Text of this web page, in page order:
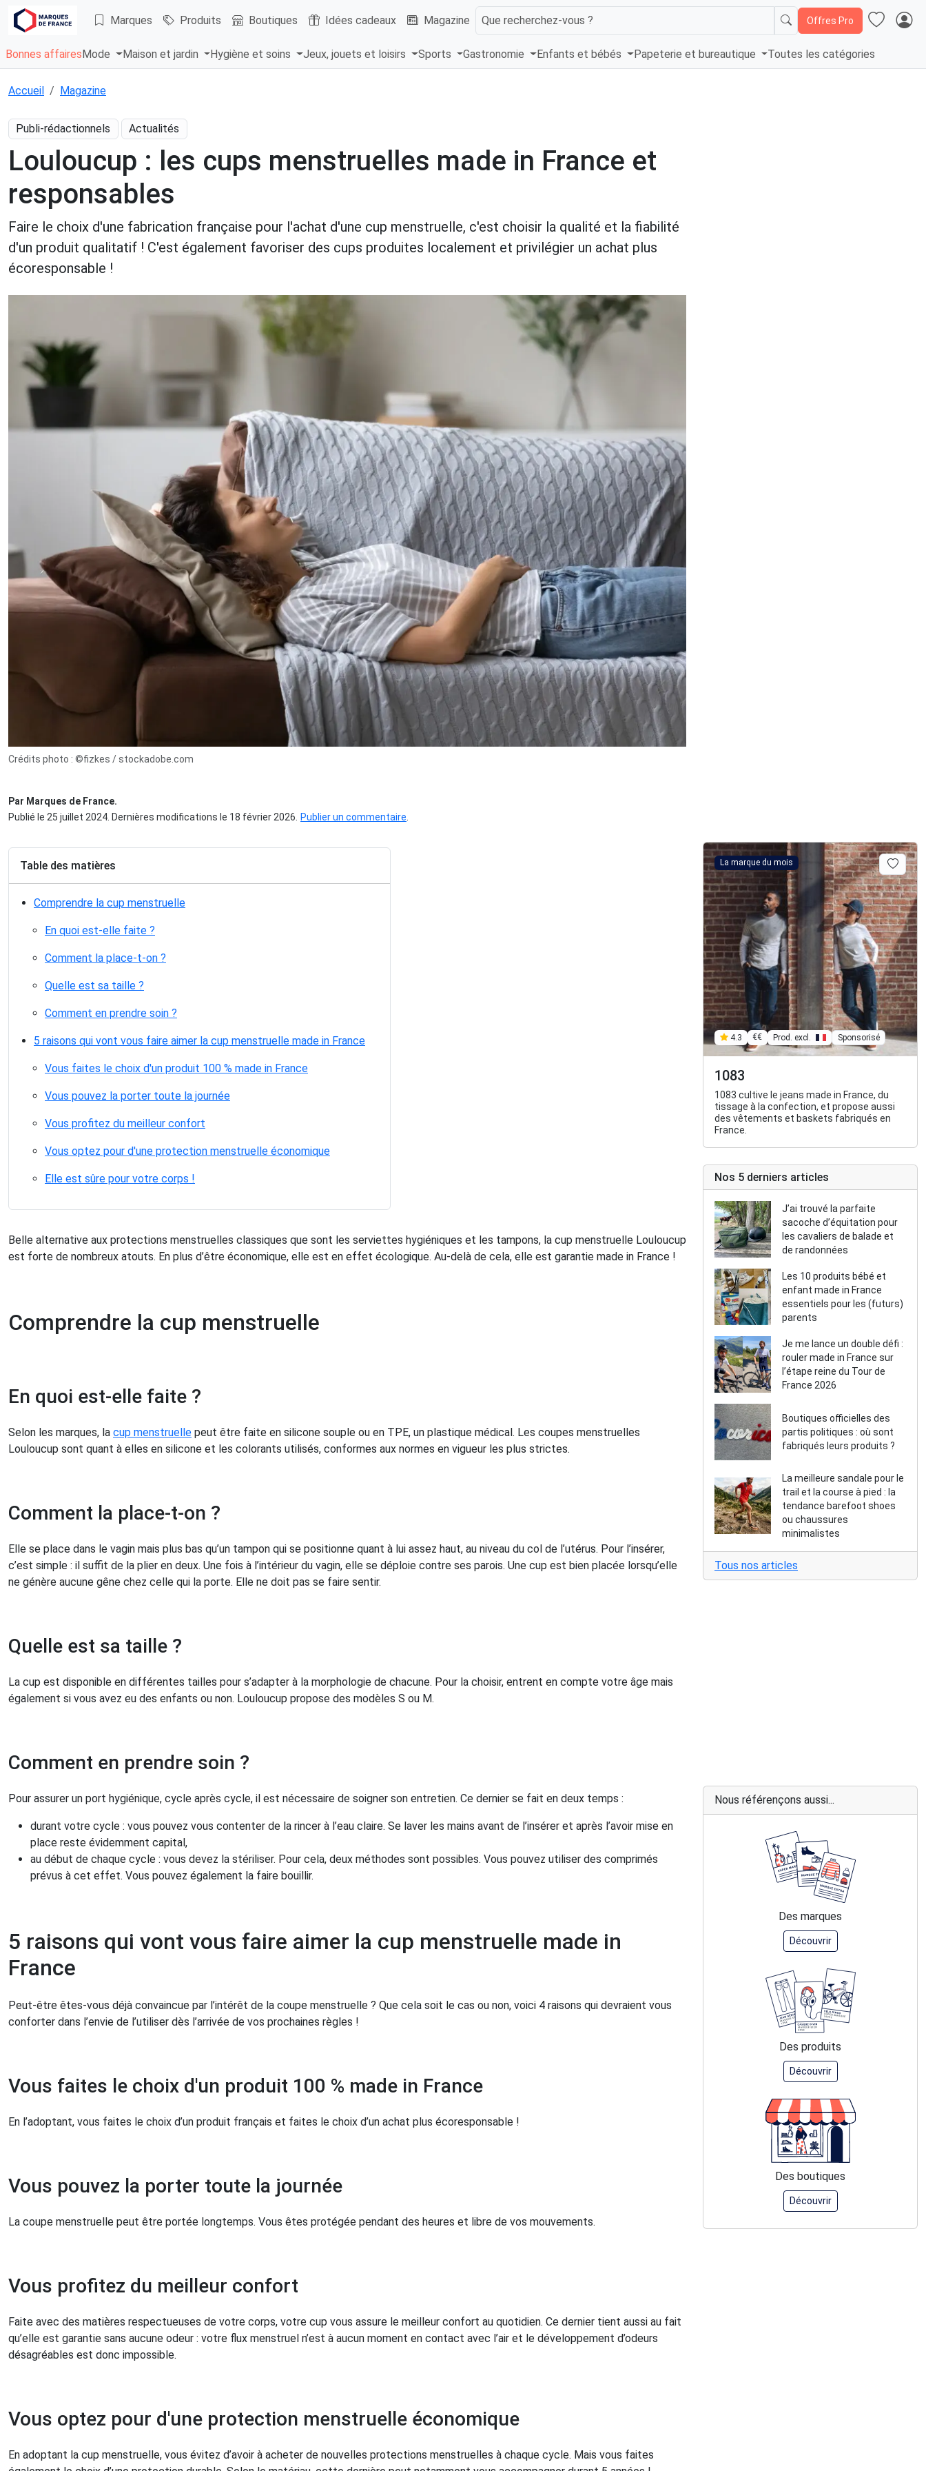
Marques Produits Boutiques Idées cadeaux Magazine Que recherchez-vous ? Offres Pro
Bonnes affaires Mode Maison et jardin Hygiène et soins Jeux, jouets et loisirs Sports Gastronomie Enfants et bébés Papeterie et bureautique Toutes les catégories
Accueil Magazine
Publi-rédactionnels Actualités
Louloucup : les cups menstruelles made in France et
responsables
Faire le choix d'une fabrication française pour l'achat d'une cup menstruelle, c'est choisir la qualité et la fiabilité
d'un produit qualitatif ! C'est également favoriser des cups produites localement et privilégier un achat plus
écoresponsable !
Crédits photo : ©fizkes / stockadobe.com
Par Marques de France.
Publié le 25 juillet 2024. Dernières modifications le 18 février 2026. Publier un commentaire.
Table des matières
Comprendre la cup menstruelle
En quoi est-elle faite ?
Comment la place-t-on ?
Quelle est sa taille ?
Comment en prendre soin ?
5 raisons qui vont vous faire aimer la cup menstruelle made in France
Vous faites le choix d'un produit 100 % made in France
Vous pouvez la porter toute la journée
Vous profitez du meilleur confort
Vous optez pour d'une protection menstruelle économique
Elle est sûre pour votre corps !
Belle alternative aux protections menstruelles classiques que sont les serviettes hygiéniques et les tampons, la cup menstruelle Louloucup
est forte de nombreux atouts. En plus d’être économique, elle est en effet écologique. Au-delà de cela, elle est garantie made in France !
Comprendre la cup menstruelle
En quoi est-elle faite ?
Selon les marques, la cup menstruelle peut être faite en silicone souple ou en TPE, un plastique médical. Les coupes menstruelles
Louloucup sont quant à elles en silicone et les colorants utilisés, conformes aux normes en vigueur les plus strictes.
Comment la place-t-on ?
Elle se place dans le vagin mais plus bas qu’un tampon qui se positionne quant à lui assez haut, au niveau du col de l’utérus. Pour l’insérer,
c’est simple : il suffit de la plier en deux. Une fois à l’intérieur du vagin, elle se déploie contre ses parois. Une cup est bien placée lorsqu’elle
ne génère aucune gêne chez celle qui la porte. Elle ne doit pas se faire sentir.
Quelle est sa taille ?
La cup est disponible en différentes tailles pour s’adapter à la morphologie de chacune. Pour la choisir, entrent en compte votre âge mais
également si vous avez eu des enfants ou non. Louloucup propose des modèles S ou M.
Comment en prendre soin ?
Pour assurer un port hygiénique, cycle après cycle, il est nécessaire de soigner son entretien. Ce dernier se fait en deux temps :
durant votre cycle : vous pouvez vous contenter de la rincer à l’eau claire. Se laver les mains avant de l’insérer et après l’avoir mise en
place reste évidemment capital,
au début de chaque cycle : vous devez la stériliser. Pour cela, deux méthodes sont possibles. Vous pouvez utiliser des comprimés
prévus à cet effet. Vous pouvez également la faire bouillir.
5 raisons qui vont vous faire aimer la cup menstruelle made in
France
Peut-être êtes-vous déjà convaincue par l’intérêt de la coupe menstruelle ? Que cela soit le cas ou non, voici 4 raisons qui devraient vous
conforter dans l’envie de l’utiliser dès l’arrivée de vos prochaines règles !
Vous faites le choix d'un produit 100 % made in France
En l’adoptant, vous faites le choix d’un produit français et faites le choix d’un achat plus écoresponsable !
Vous pouvez la porter toute la journée
La coupe menstruelle peut être portée longtemps. Vous êtes protégée pendant des heures et libre de vos mouvements.
Vous profitez du meilleur confort
Faite avec des matières respectueuses de votre corps, votre cup vous assure le meilleur confort au quotidien. Ce dernier tient aussi au fait
qu’elle est garantie sans aucune odeur : votre flux menstruel n’est à aucun moment en contact avec l’air et le développement d’odeurs
désagréables est donc impossible.
Vous optez pour d'une protection menstruelle économique
En adoptant la cup menstruelle, vous évitez d’avoir à acheter de nouvelles protections menstruelles à chaque cycle. Mais vous faites
La marque du mois
4.3 €€ Prod. excl. Sponsorisé
1083
1083 cultive le jeans made in France, du
tissage à la confection, et propose aussi
des vêtements et baskets fabriqués en
France.
Nos 5 derniers articles
J’ai trouvé la parfaite
sacoche d’équitation pour
les cavaliers de balade et
de randonnées
Les 10 produits bébé et
enfant made in France
essentiels pour les (futurs)
parents
Je me lance un double défi :
rouler made in France sur
l’étape reine du Tour de
France 2026
Boutiques officielles des
partis politiques : où sont
fabriqués leurs produits ?
La meilleure sandale pour le
trail et la course à pied : la
tendance barefoot shoes
ou chaussures
minimalistes
Tous nos articles
Nous référençons aussi...
Des marques
Découvrir
Des produits
Découvrir
Des boutiques
Découvrir